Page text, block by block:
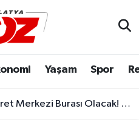
Yaşam Spor
Olacak! O Bölgede Büyük Değişim Başlıyor...